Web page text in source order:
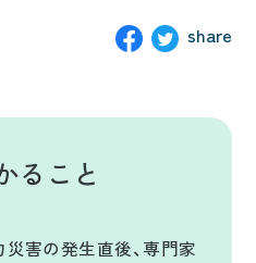
share
ること
害の発生直後、専門家